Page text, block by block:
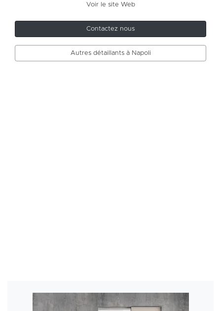
Voir le site Web
Contactez nous
Autres détaillants à Napoli